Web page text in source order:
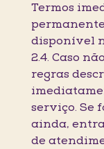
Termos
disponível
2.4. Caso
regras
serviço. Se
ainda,
de